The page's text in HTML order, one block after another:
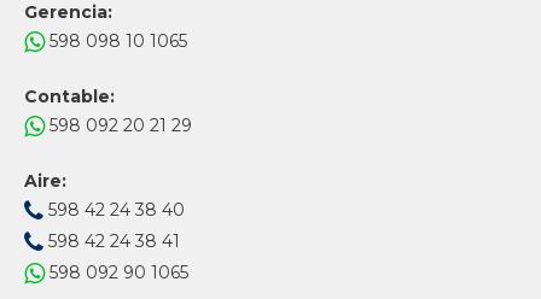
Gerencia:
598 098 10 1065
Contable:
598 092 20 21 29
Aire:
598 42 24 38 40
598 42 24 38 41
598 092 90 1065